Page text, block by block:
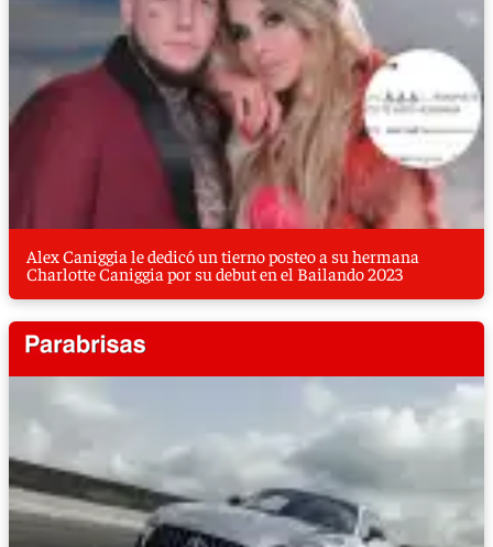
Alex Caniggia le dedicó un tierno posteo a su hermana
Charlotte Caniggia por su debut en el Bailando 2023